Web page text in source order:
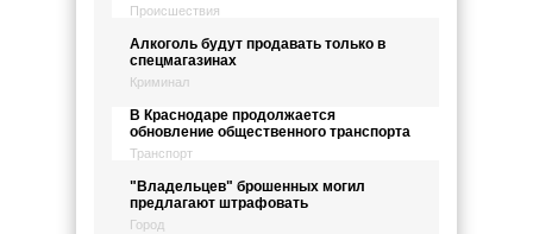
Происшествия
Алкоголь будут продавать только в
спецмагазинах
Криминал
В Краснодаре продолжается
обновление общественного транспорта
Транспорт
"Владельцев" брошенных могил
предлагают штрафовать
Город